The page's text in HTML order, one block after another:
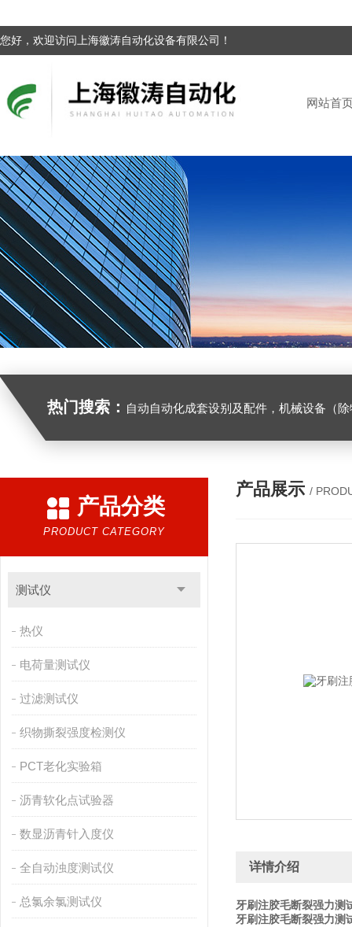
您好，欢迎访问上海徽涛自动化设备有限公司！
网站首
热门搜索： 自动自动化成套设别及配件，机械设备（除特种设备）及配件制造，加工（以上限分支机构经营），设计，批发，零售，模具，五金制品，工具加工（限分支机构经营），设计，批发，零售。五金交电，金属材料，金属制品，不锈钢制品，建筑材料，钢材，橡塑制品，环保设备，润滑剂，汽车配件，摩托车配件的批发，零售。（企业经营涉及行政许可的，凭许可证件经营）化成套设别及配件，机械设备（除特种设
产品分类
PRODUCT CATEGORY
测试仪
热仪
电荷量测试仪
过滤测试仪
织物撕裂强度检测仪
PCT老化实验箱
沥青软化点试验器
数显沥青针入度仪
全自动浊度测试仪
总氯余氯测试仪
产品展示 /
详情介绍
牙刷注胶毛断裂强力测
牙刷注胶毛断裂强力测